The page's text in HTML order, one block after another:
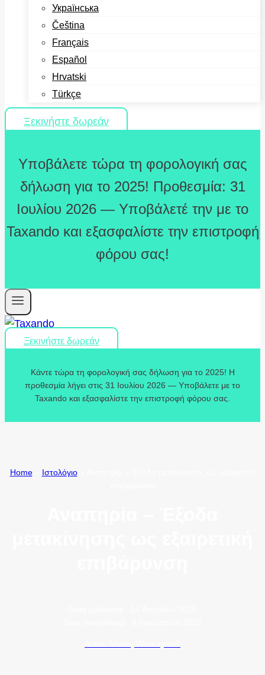
Українська
Čeština
Français
Español
Hrvatski
Türkçe
Ξεκινήστε δωρεάν
Υποβάλετε τώρα τη φορολογική σας
δήλωση για το 2025! Προθεσμία: 31
Ιουλίου 2026 — Υποβάλετέ την με το
Taxando και εξασφαλίστε την επιστροφή
φόρου σας!
Ξεκινήστε δωρεάν
Κάντε τώρα τη φορολογική σας δήλωση για το 2025! Η
προθεσμία λήγει στις 31 Ιουλίου 2026 — Υποβάλετε με το
Taxando και εξασφαλίστε την επιστροφή φόρου σας.
Home» Ιστολόγιο»